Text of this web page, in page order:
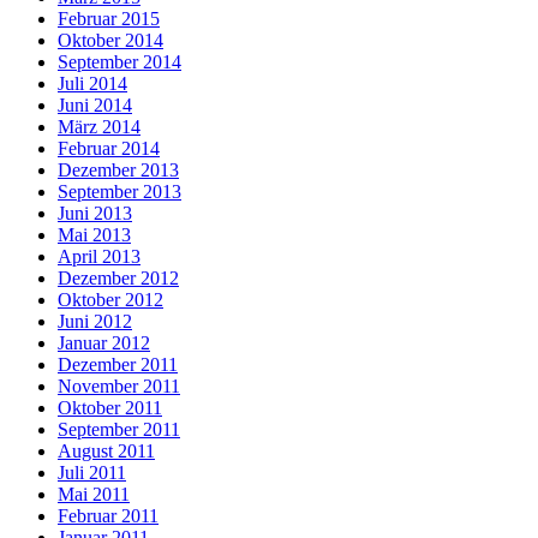
Februar 2015
Oktober 2014
September 2014
Juli 2014
Juni 2014
März 2014
Februar 2014
Dezember 2013
September 2013
Juni 2013
Mai 2013
April 2013
Dezember 2012
Oktober 2012
Juni 2012
Januar 2012
Dezember 2011
November 2011
Oktober 2011
September 2011
August 2011
Juli 2011
Mai 2011
Februar 2011